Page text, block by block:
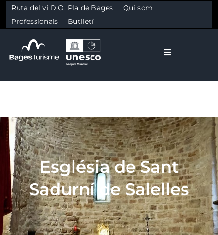
Skip to content
Ruta del vi D.O. Pla de Bages
Qui som
Professionals
Butlletí
Toggle
Cultura
Gastronomia
Planifica
Església de Sant
Sadurní de Salelles